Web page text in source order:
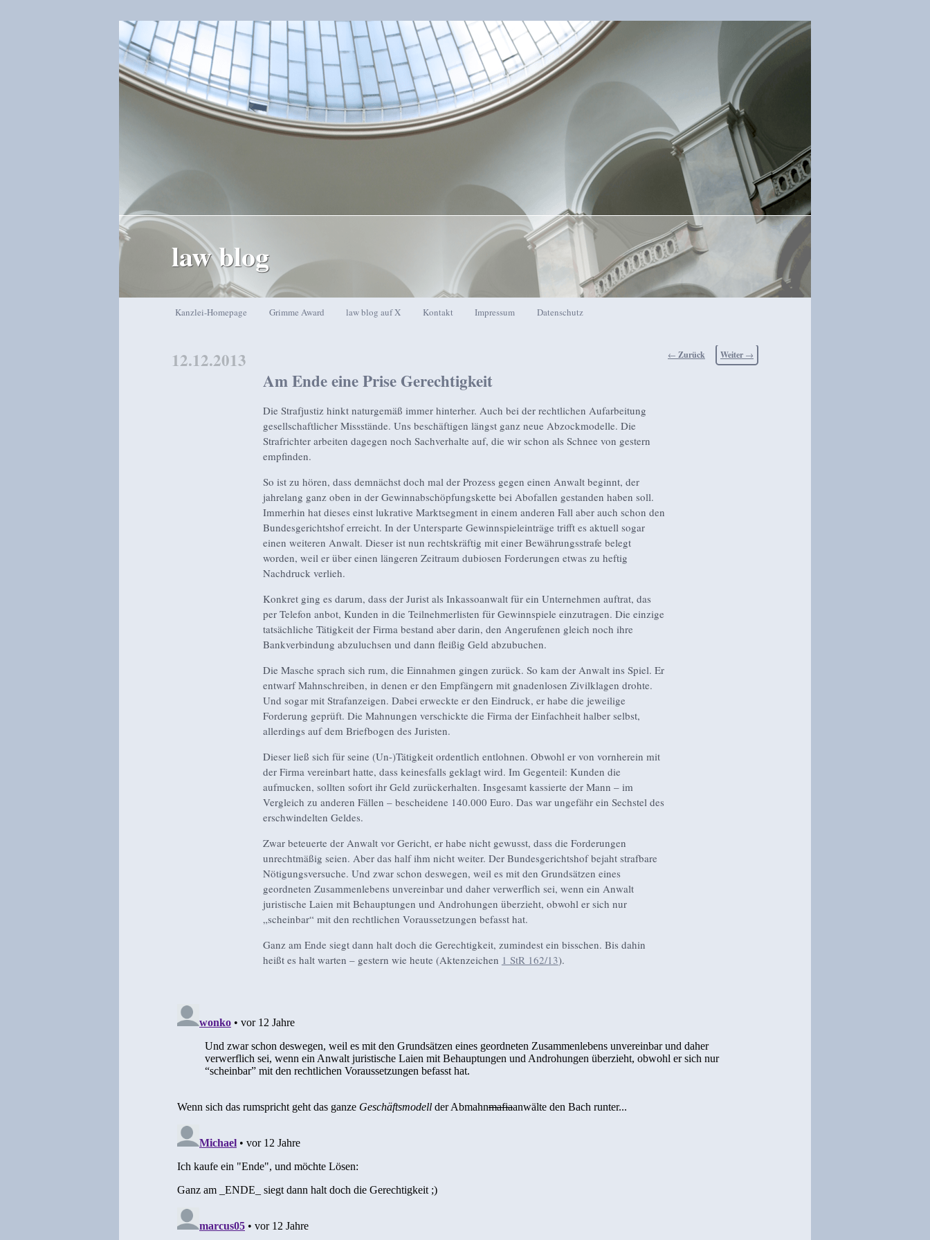
law blog
Zum Inhalt wechseln
Zum sekundären Inhalt wechseln
Kanzlei-Homepage Grimme Award law blog auf X Kontakt Impressum Datenschutz
Beitragsnavigation
← Zurück Weiter →
Am Ende eine Prise Gerechtigkeit
12.12.2013
Die Strafjustiz hinkt naturgemäß immer hinterher. Auch bei der rechtlichen Aufarbeitung
gesellschaftlicher Missstände. Uns beschäftigen längst ganz neue Abzockmodelle. Die
Strafrichter arbeiten dagegen noch Sachverhalte auf, die wir schon als Schnee von gestern
empfinden.
So ist zu hören, dass demnächst doch mal der Prozess gegen einen Anwalt beginnt, der
jahrelang ganz oben in der Gewinnabschöpfungskette bei Abofallen gestanden haben soll.
Immerhin hat dieses einst lukrative Marktsegment in einem anderen Fall aber auch schon den
Bundesgerichtshof erreicht. In der Untersparte Gewinnspieleinträge trifft es aktuell sogar
einen weiteren Anwalt. Dieser ist nun rechtskräftig mit einer Bewährungsstrafe belegt
worden, weil er über einen längeren Zeitraum dubiosen Forderungen etwas zu heftig
Nachdruck verlieh.
Konkret ging es darum, dass der Jurist als Inkassoanwalt für ein Unternehmen auftrat, das
per Telefon anbot, Kunden in die Teilnehmerlisten für Gewinnspiele einzutragen. Die einzige
tatsächliche Tätigkeit der Firma bestand aber darin, den Angerufenen gleich noch ihre
Bankverbindung abzuluchsen und dann fleißig Geld abzubuchen.
Die Masche sprach sich rum, die Einnahmen gingen zurück. So kam der Anwalt ins Spiel. Er
entwarf Mahnschreiben, in denen er den Empfängern mit gnadenlosen Zivilklagen drohte.
Und sogar mit Strafanzeigen. Dabei erweckte er den Eindruck, er habe die jeweilige
Forderung geprüft. Die Mahnungen verschickte die Firma der Einfachheit halber selbst,
allerdings auf dem Briefbogen des Juristen.
Dieser ließ sich für seine (Un-)Tätigkeit ordentlich entlohnen. Obwohl er von vornherein mit
der Firma vereinbart hatte, dass keinesfalls geklagt wird. Im Gegenteil: Kunden die
aufmucken, sollten sofort ihr Geld zurückerhalten. Insgesamt kassierte der Mann – im
Vergleich zu anderen Fällen – bescheidene 140.000 Euro. Das war ungefähr ein Sechstel des
erschwindelten Geldes.
Zwar beteuerte der Anwalt vor Gericht, er habe nicht gewusst, dass die Forderungen
unrechtmäßig seien. Aber das half ihm nicht weiter. Der Bundesgerichtshof bejaht strafbare
Nötigungsversuche. Und zwar schon deswegen, weil es mit den Grundsätzen eines
geordneten Zusammenlebens unvereinbar und daher verwerflich sei, wenn ein Anwalt
juristische Laien mit Behauptungen und Androhungen überzieht, obwohl er sich nur
„scheinbar“ mit den rechtlichen Voraussetzungen befasst hat.
Ganz am Ende siegt dann halt doch die Gerechtigkeit, zumindest ein bisschen. Bis dahin
heißt es halt warten – gestern wie heute (Aktenzeichen 1 StR 162/13).